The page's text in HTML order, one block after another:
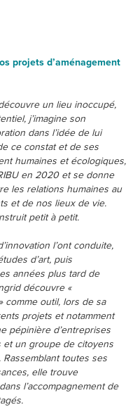
projets d’aménagement
un lieu inoccupé,
j’imagine son
dans l’idée de lui
ce constat et de ses
humaines et écologiques,
en 2020 et se donne
les relations humaines au
et de nos lieux de vie.
petit à petit.
l’ont conduite,
d’art, puis
années plus tard de
découvre «
comme outil, lors de sa
projets et notamment
pépinière d’entreprises
et un groupe de citoyens
toutes ses
elle trouve
l’accompagnement de